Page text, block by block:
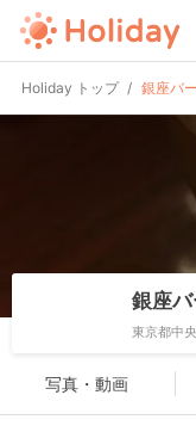
Holiday トップ 銀座バ
銀座
東京都中
写真・動画